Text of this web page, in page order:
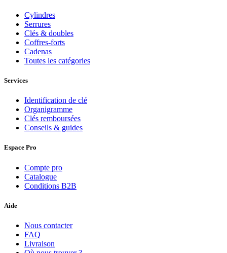
Cylindres
Serrures
Clés & doubles
Coffres-forts
Cadenas
Toutes les catégories
Services
Identification de clé
Organigramme
Clés remboursées
Conseils & guides
Espace Pro
Compte pro
Catalogue
Conditions B2B
Aide
Nous contacter
FAQ
Livraison